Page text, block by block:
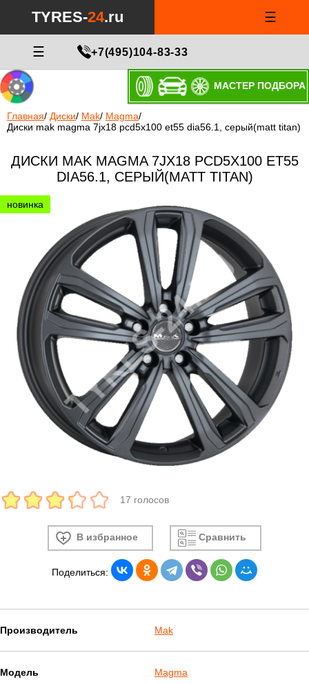
TYRES-24.ru ☰
☰ +7(495)104-83-33
МАСТЕР ПОДБОРА
Главная/ Диски/ Mak/ Magma/
Диски mak magma 7jx18 pcd5x100 et55 dia56.1, серый(matt titan)
ДИСКИ MAK MAGMA 7JX18 PCD5X100 ET55
DIA56.1, СЕРЫЙ(MATT TITAN)
новинка
17 голосов
В избранное Сравнить
Поделиться:
Производитель Mak
Модель Magma